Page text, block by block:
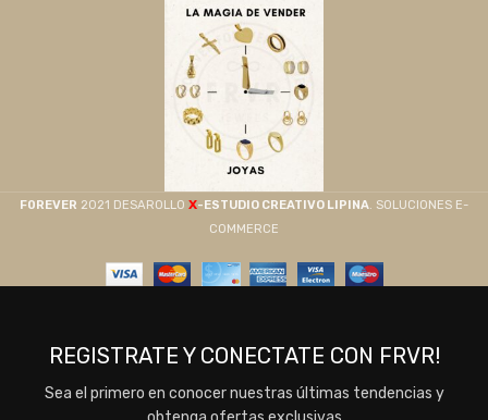
F0REVER 2021 DESAROLLO X-ESTUDIO CREATIVO LIPINA. SOLUCIONES E-
COMMERCE
REGISTRATE Y CONECTATE CON FRVR!
Sea el primero en conocer nuestras últimas tendencias y